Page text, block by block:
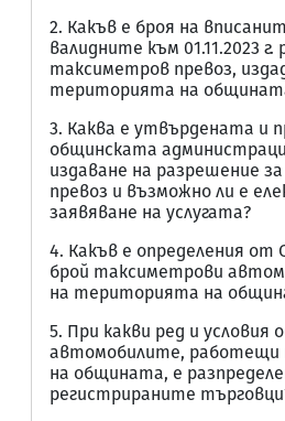
2. Какъв е броя на
валидните към 01.11.2023
таксиметров превоз,
територията на
3. Каква е утвърдената и
общинската
издаване на разрешение
превоз и възможно ли е
заявяване на услугата?
4. Какъв е определения
брой таксиметрови
на територията на
5. При какви ред и условия
автомобилите,
на общината, е
регистрираните